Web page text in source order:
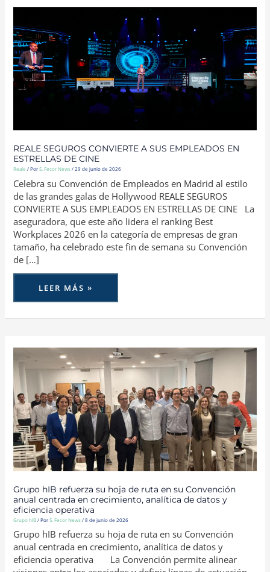
REALE SEGUROS CONVIERTE A SUS EMPLEADOS EN
ESTRELLAS DE CINE
Reale / PorS. Fecor News/29 de junio de 2026
Celebra su Convención de Empleados en Madrid al estilo
de las grandes galas de Hollywood REALE SEGUROS
CONVIERTE A SUS EMPLEADOS EN ESTRELLAS DE CINE La
aseguradora, que este año lidera el ranking Best
Workplaces 2026 en la categoría de empresas de gran
tamaño, ha celebrado este fin de semana su Convención
de […]
REALE
A
SUS
EMPLEADOS
EN
ESTRELLAS
DE
CINE
LEER MÁS »
Grupo hIB refuerza su hoja de ruta en su Convención
anual centrada en crecimiento, analítica de datos y
eficiencia operativa
Grupo hIB/ PorS. Fecor News/8 de junio de 2026
Grupo hIB refuerza su hoja de ruta en su Convención
anual centrada en crecimiento, analítica de datos y
eficiencia operativa La Convención permite alinear
GRUPO
REFUERZA
SU
HOJA
RUTA
EN
SU
CONVENCIÓN
ANUAL
CENTRADA
EN
CRECIMIENTO,
ANALÍTICA
DE
DATOS
Y
OPERATIVA